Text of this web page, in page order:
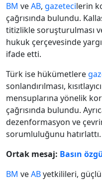
BM veAB, gazetecilerin
çağrısında bulundu.
titizlikle soruşturulması
hukuk çerçevesinde
ifade etti.
Türk ise hükümetlere
sonlandırılması,
mensuplarına yönelik
çağrısında bulundu.
dezenformasyon ve
sorumluluğunu hatırlattı.
Ortak mesaj: Basın
BM veAByetkilileri,